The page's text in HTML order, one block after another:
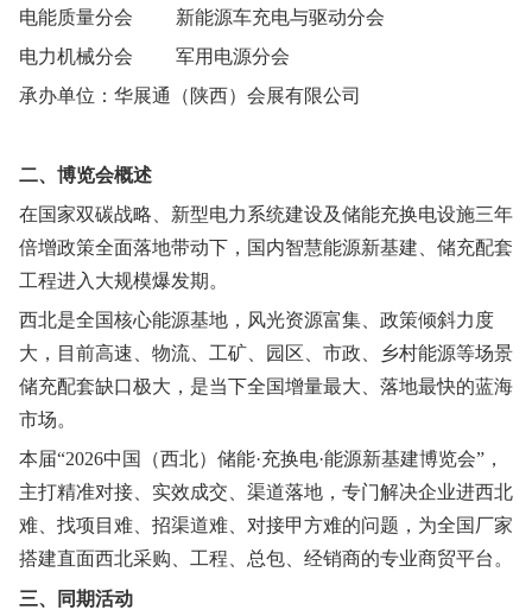
电能质量分会 新能源车充电与驱动分会
电力机械分会 军用电源分会
承办单位：华展通（陕西）会展有限公司
二、博览会概述
在国家双碳战略、新型电力系统建设及储能充换电设施三年
倍增政策全面落地带动下，国内智慧能源新基建、储充配套
工程进入大规模爆发期。
西北是全国核心能源基地，风光资源富集、政策倾斜力度
大，目前高速、物流、工矿、园区、市政、乡村能源等场景
储充配套缺口极大，是当下全国增量最大、落地最快的蓝海
市场。
本届“2026中国（西北）储能·充换电·能源新基建博览会”，
主打精准对接、实效成交、渠道落地，专门解决企业进西北
难、找项目难、招渠道难、对接甲方难的问题，为全国厂家
搭建直面西北采购、工程、总包、经销商的专业商贸平台。
三、同期活动